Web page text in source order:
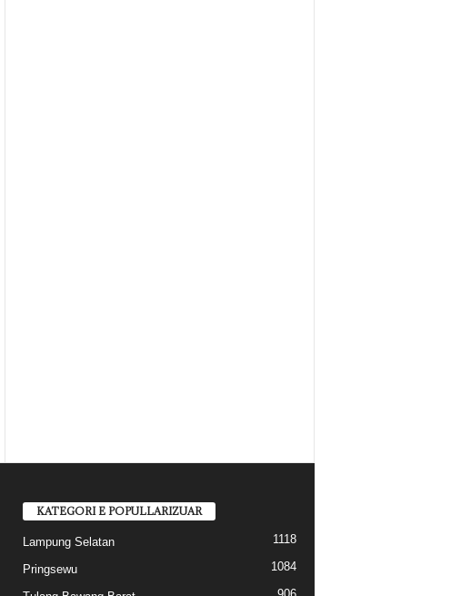
KATEGORI E POPULLARIZUAR
Lampung Selatan 1118
Pringsewu 1084